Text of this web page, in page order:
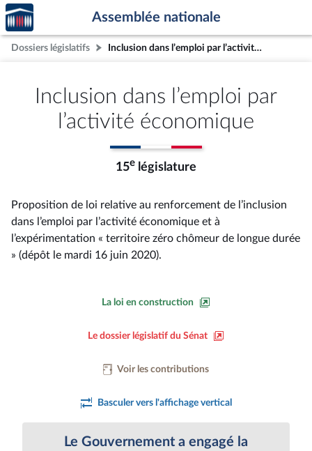
Aller au contenu
Aller en bas de la page
Accèder
à la
page
d'accueil
Assemblée nationale
Dossiers législatifs Inclusion dans l’emploi par l’activité économique
Inclusion dans l’emploi par
l’activité économique
15e législature
Proposition de loi relative au renforcement de l’inclusion
dans l’emploi par l’activité économique et à
l’expérimentation « territoire zéro chômeur de longue durée
» (dépôt le mardi 16 juin 2020).
La loi en construction
Le dossier législatif du Sénat
Voir les contributions
Basculer vers l'affichage vertical
Le Gouvernement a engagé la